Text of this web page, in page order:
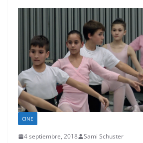
CINE
4 septiembre, 2018 Sami Schuster